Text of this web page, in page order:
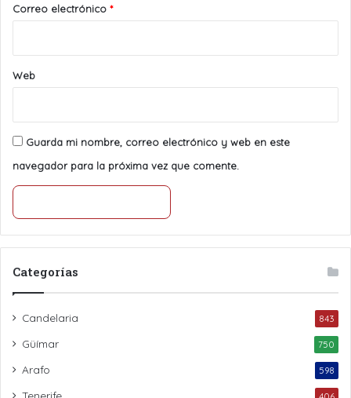
*Correo electrónico *
Web
Guarda mi nombre, correo electrónico y web en este
navegador para la próxima vez que comente.
Categorías
Candelaria 843
Güímar 750
Arafo 598
Tenerife